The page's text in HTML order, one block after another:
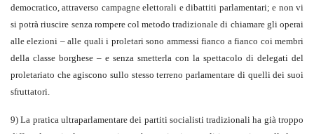
democratico, attraverso campagne elettorali e dibattiti parlamentari; e non vi
si potrà riuscire senza rompere col metodo tradizionale di chiamare gli operai
alle elezioni – alle quali i proletari sono ammessi fianco a fianco coi membri
della classe borghese – e senza smetterla con la spettacolo di delegati del
proletariato che agiscono sullo stesso terreno parlamentare di quelli dei suoi
sfruttatori.
9) La pratica ultraparlamentare dei partiti socialisti tradizionali ha già troppo